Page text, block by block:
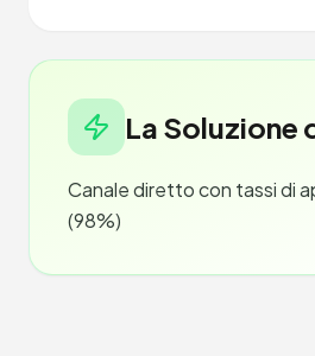
La Soluzione
Canale diretto con tassi di
(98%)